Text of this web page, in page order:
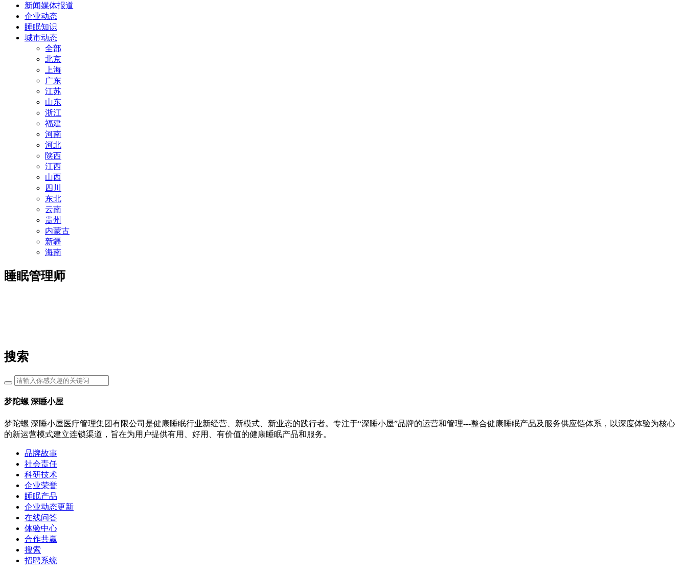
新闻媒体报道
企业动态
睡眠知识
城市动态
全部
北京
上海
广东
江苏
山东
浙江
福建
河南
河北
陕西
江西
山西
四川
东北
云南
贵州
内蒙古
新疆
海南
睡眠管理师
搜索
梦陀螺 深睡小屋
梦陀螺 深睡小屋医疗管理集团有限公司是健康睡眠行业新经营、新模式、新业态的践行者。专注于“深睡小屋”品牌的运营和管理---整合健康睡眠产品及服务供应链体系，以深度体验为核心
的新运营模式建立连锁渠道，旨在为用户提供有用、好用、有价值的健康睡眠产品和服务。
品牌故事
社会责任
科研技术
企业荣誉
睡眠产品
企业动态更新
在线问答
体验中心
合作共赢
搜索
招聘系统